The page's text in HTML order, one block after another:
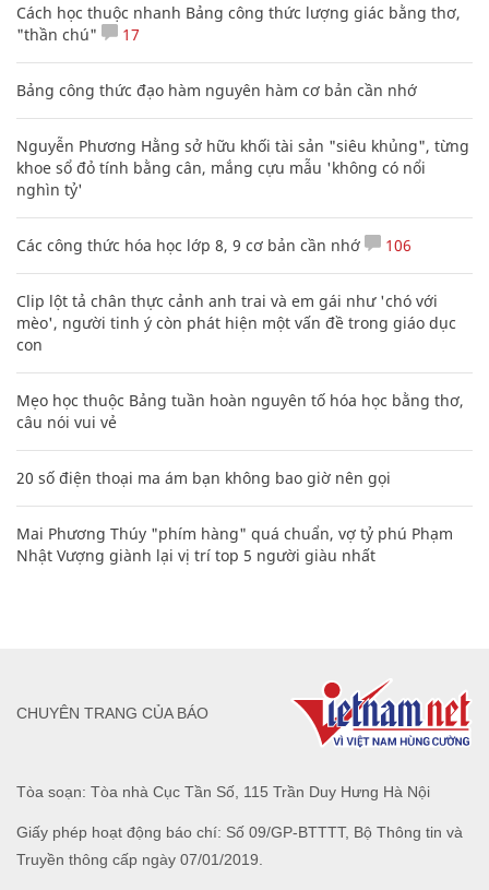
Cách học thuộc nhanh Bảng công thức lượng giác bằng thơ,
"thần chú"
17
Bảng công thức đạo hàm nguyên hàm cơ bản cần nhớ
Nguyễn Phương Hằng sở hữu khối tài sản "siêu khủng", từng
khoe sổ đỏ tính bằng cân, mắng cựu mẫu 'không có nổi
nghìn tỷ'
Các công thức hóa học lớp 8, 9 cơ bản cần nhớ 106
Clip lột tả chân thực cảnh anh trai và em gái như 'chó với
mèo', người tinh ý còn phát hiện một vấn đề trong giáo dục
con
Mẹo học thuộc Bảng tuần hoàn nguyên tố hóa học bằng thơ,
câu nói vui vẻ
20 số điện thoại ma ám bạn không bao giờ nên gọi
Mai Phương Thúy "phím hàng" quá chuẩn, vợ tỷ phú Phạm
Nhật Vượng giành lại vị trí top 5 người giàu nhất
Tòa soạn: Tòa nhà Cục Tần Số, 115 Trần Duy Hưng Hà Nội
Giấy phép hoạt động báo chí: Số 09/GP-BTTTT, Bộ Thông tin và
Truyền thông cấp ngày 07/01/2019.
CHUYÊN TRANG CỦA BÁO